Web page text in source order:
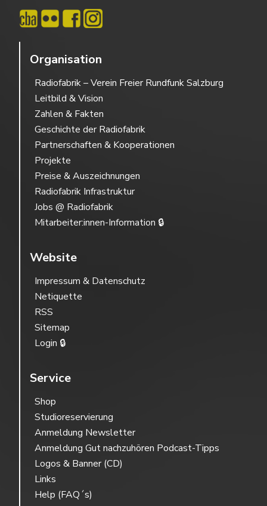
Organisation
Radiofabrik – Verein Freier Rundfunk Salzburg
Leitbild & Vision
Zahlen & Fakten
Geschichte der Radiofabrik
Partnerschaften & Kooperationen
Projekte
Preise & Auszeichnungen
Radiofabrik Infrastruktur
Jobs @ Radiofabrik
Mitarbeiter:innen-Information 🔒
Website
Impressum & Datenschutz
Netiquette
RSS
Sitemap
Login 🔒
Service
Shop
Studioreservierung
Anmeldung Newsletter
Anmeldung Gut nachzuhören Podcast-Tipps
Logos & Banner (CD)
Links
Help (FAQ´s)